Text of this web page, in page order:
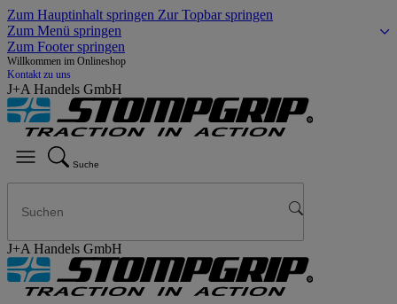
Zum Hauptinhalt springen Zur Topbar springen
Zum Menü springen
Zum Footer springen
Willkommen im Onlineshop
Kontakt zu uns
J+A Handels GmbH
Suche
J+A Handels GmbH